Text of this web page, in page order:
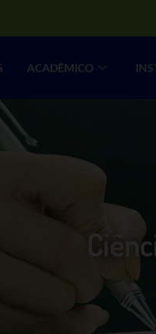
ACADÊMICO